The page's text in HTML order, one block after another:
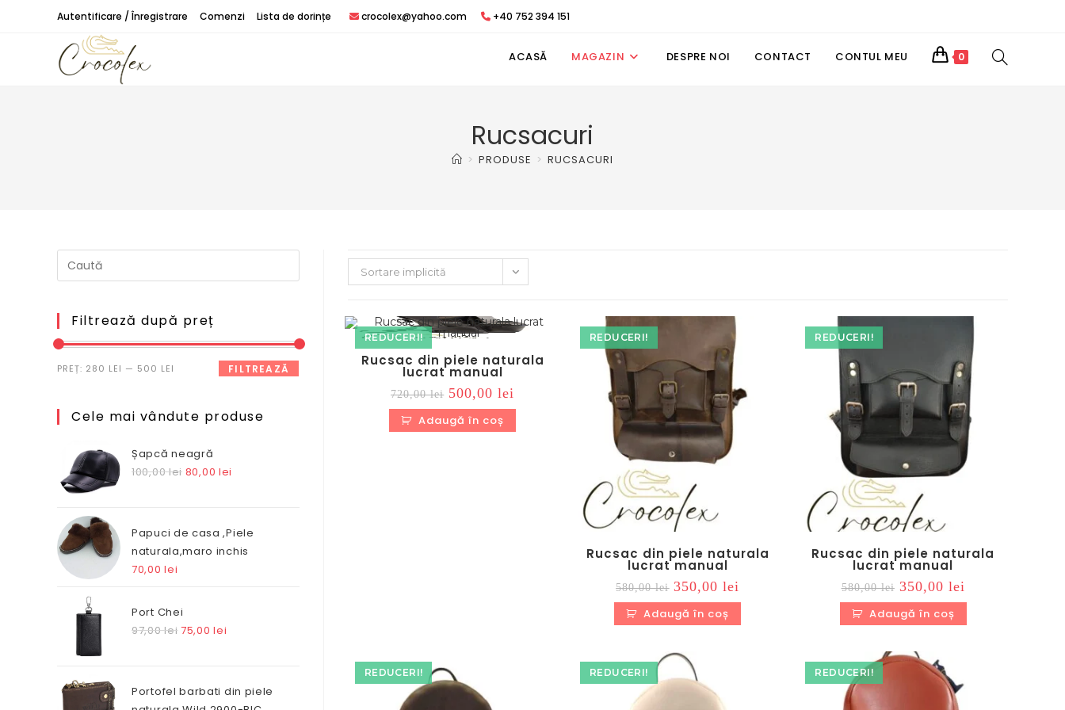
Autentificare / Înregistrare Comenzi Lista de dorințe crocolex@yahoo.com +40 752 394 151
ACASĂ MAGAZIN DESPRE NOI CONTACT CONTUL MEU 0 TOGGLE
Rucsacuri
> PRODUSE > RUCSACURI
Sortare implicită
REDUCERI!
Rucsac din piele naturala
lucrat manual
720,00lei Prețul
inițial
a
fost:
720,00 lei.
500,00lei
este:
Adaugă în coș
REDUCERI!
Rucsac din piele naturala
lucrat manual
580,00lei Prețul
inițial
a
fost:
580,00 lei.
350,00lei
este:
Adaugă în coș
REDUCERI!
Rucsac din piele naturala
lucrat manual
580,00lei Prețul
inițial
a
fost:
580,00 lei.
350,00 lei
curent
este:
Adaugă în coș
REDUCERI! REDUCERI! REDUCERI!
Filtrează după preț
Preț
Preț
FILTREAZĂ
PREȚ: 280 LEI — 500 LEI
Cele mai vândute produse
Șapcă neagră
100,00lei Prețul
fost:
100,00 lei.
80,00 lei
80,00 lei.
Papuci de casa ,Piele
naturala,maro inchis
70,00lei
Port Chei
97,00lei Prețul
fost:
75,00lei
75,00 lei.
Portofel barbati din piele